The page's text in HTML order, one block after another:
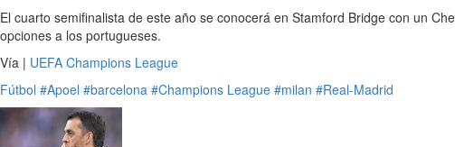
El cuarto semifinalista de este año se conocerá en Stamford Bridge con un
opciones a los portugueses.
Vía | UEFA Champions League
Fútbol #Apoel #barcelona #Champions League #milan #Real-Madrid